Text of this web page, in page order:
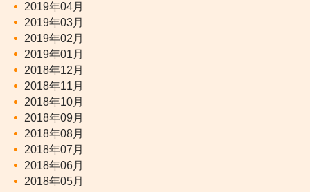
2019年04月
2019年03月
2019年02月
2019年01月
2018年12月
2018年11月
2018年10月
2018年09月
2018年08月
2018年07月
2018年06月
2018年05月